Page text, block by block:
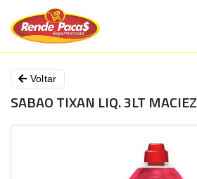
Voltar
SABAO TIXAN LIQ. 3LT MACIEZ